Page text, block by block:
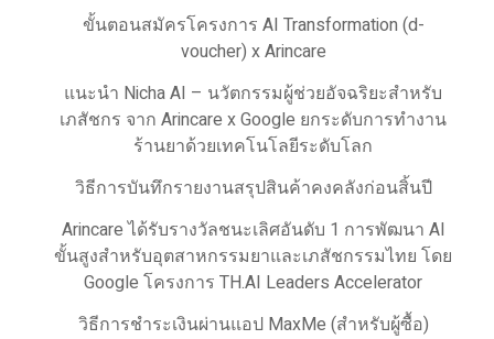
ขั้นตอนสมัครโครงการ AI Transformation (d-
voucher) x Arincare
แนะนำ Nicha AI – นวัตกรรมผู้ช่วยอัจฉริยะสำหรับ
เภสัชกร จาก Arincare x Google ยกระดับการทำงาน
ร้านยาด้วยเทคโนโลยีระดับโลก
วิธีการบันทึกรายงานสรุปสินค้าคงคลังก่อนสิ้นปี
Arincare ได้รับรางวัลชนะเลิศอันดับ 1 การพัฒนา AI
ขั้นสูงสำหรับอุตสาหกรรมยาและเภสัชกรรมไทย โดย
Google โครงการ TH.AI Leaders Accelerator
วิธีการชำระเงินผ่านแอป MaxMe (สำหรับผู้ซื้อ)